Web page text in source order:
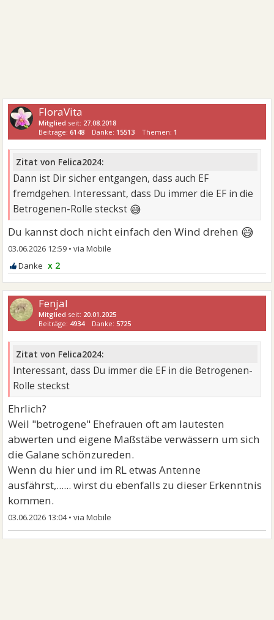
FloraVita
Mitglied seit: 27.08.2018
Beiträge:6148 Danke: 15513 Themen: 1
Zitat von Felica2024:
Dann ist Dir sicher entgangen, dass auch EF
fremdgehen. Interessant, dass Du immer die EF in die
Betrogenen-Rolle steckst 😅
Du kannst doch nicht einfach den Wind drehen 😅
03.06.2026 12:59 •
x 2
Fenjal
Mitglied seit: 20.01.2025
Beiträge: 4934 Danke:5725
Zitat von Felica2024:
Interessant, dass Du immer die EF in die Betrogenen-
Rolle steckst
Ehrlich?
Weil "betrogene" Ehefrauen oft am lautesten
abwerten und eigene Maßstäbe verwässern um sich
die Galane schönzureden.
Wenn du hier und im RL etwas Antenne
ausfährst,...... wirst du ebenfalls zu dieser Erkenntnis
kommen.
03.06.2026 13:04•